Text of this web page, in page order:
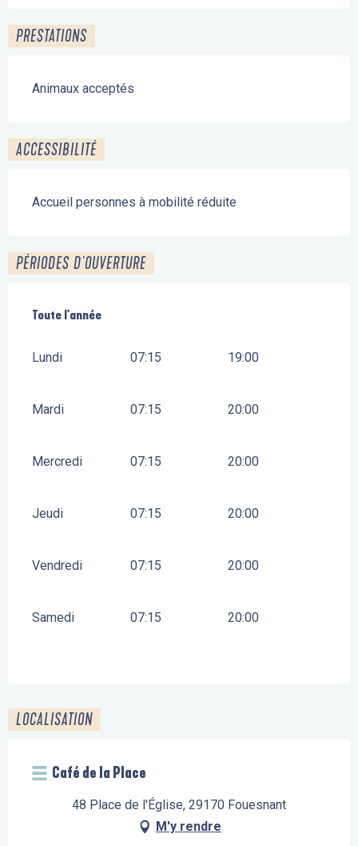
PRESTATIONS
Animaux acceptés
ACCESSIBILITÉ
Accueil personnes à mobilité réduite
PÉRIODES D'OUVERTURE
Toute l'année
Toute l'année
Lundi 07:15 19:00
Mardi 07:15 20:00
Mercredi 07:15 20:00
Jeudi 07:15 20:00
Vendredi 07:15 20:00
Samedi 07:15 20:00
LOCALISATION
Café de la Place
48 Place de l'Église, 29170 Fouesnant
M'y rendre